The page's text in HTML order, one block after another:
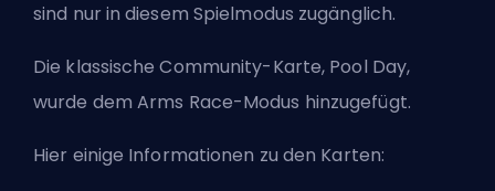
sind nur in diesem Spielmodus zugänglich.
Die klassische Community-Karte, Pool Day,
wurde dem Arms Race-Modus hinzugefügt.
Hier einige Informationen zu den Karten: